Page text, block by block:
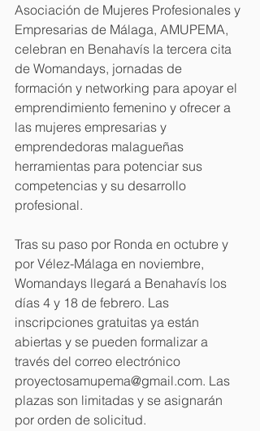
Asociación de Mujeres Profesionales y
Empresarias de Málaga, AMUPEMA,
celebran en Benahavís la tercera cita
de Womandays, jornadas de
formación y networking para apoyar el
emprendimiento femenino y ofrecer a
las mujeres empresarias y
emprendedoras malagueñas
herramientas para potenciar sus
competencias y su desarrollo
profesional.
Tras su paso por Ronda en octubre y
por Vélez-Málaga en noviembre,
Womandays llegará a Benahavís los
días 4 y 18 de febrero. Las
inscripciones gratuitas ya están
abiertas y se pueden formalizar a
través del correo electrónico
proyectosamupema@gmail.com. Las
plazas son limitadas y se asignarán
por orden de solicitud.